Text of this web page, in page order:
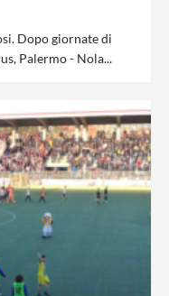
Dopo giornate di
Palermo - Nola...